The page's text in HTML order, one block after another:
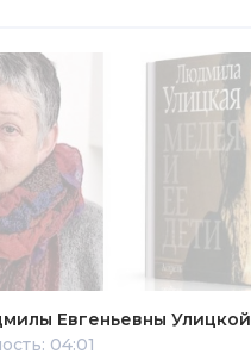
Евгеньевны Улицкой
04:01